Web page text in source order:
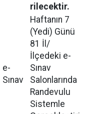
rilecektir.
e-
Sınav
Haftanın 7
(Yedi) Günü
81 İl/
İlçedeki e-
Sınav
Salonlarında
Randevulu
Sistemle